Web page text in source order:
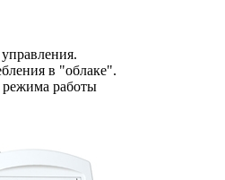
в "облаке".
работы